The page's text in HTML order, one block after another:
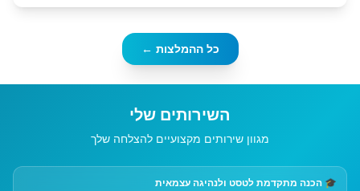
כל ההמלצות ←
השירותים שלי
מגוון שירותים מקצועיים להצלחה שלך
🎓 הכנה מתקדמת לטסט ולנהיגה עצמאית